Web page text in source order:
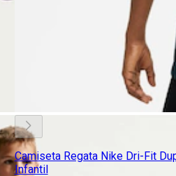
Camiseta Regata Nike Dri-Fit
Infantil